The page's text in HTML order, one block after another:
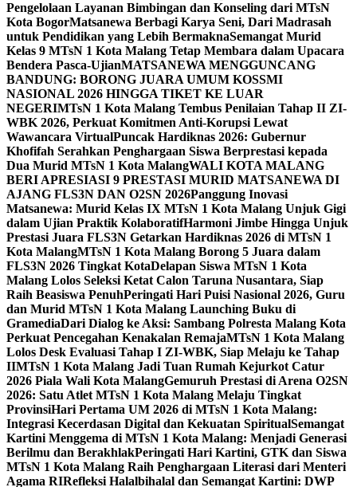
Pengelolaan Layanan Bimbingan dan Konseling dari MTsN
Kota BogorMatsanewa Berbagi Karya Seni, Dari Madrasah
untuk Pendidikan yang Lebih BermaknaSemangat Murid
Kelas 9 MTsN 1 Kota Malang Tetap Membara dalam Upacara
Bendera Pasca-UjianMATSANEWA MENGGUNCANG
BANDUNG: BORONG JUARA UMUM KOSSMI
NASIONAL 2026 HINGGA TIKET KE LUAR
NEGERIMTsN 1 Kota Malang Tembus Penilaian Tahap II ZI-
WBK 2026, Perkuat Komitmen Anti-Korupsi Lewat
Wawancara VirtualPuncak Hardiknas 2026: Gubernur
Khofifah Serahkan Penghargaan Siswa Berprestasi kepada
Dua Murid MTsN 1 Kota MalangWALI KOTA MALANG
BERI APRESIASI 9 PRESTASI MURID MATSANEWA DI
AJANG FLS3N DAN O2SN 2026Panggung Inovasi
Matsanewa: Murid Kelas IX MTsN 1 Kota Malang Unjuk Gigi
dalam Ujian Praktik KolaboratifHarmoni Jimbe Hingga Unjuk
Prestasi Juara FLS3N Getarkan Hardiknas 2026 di MTsN 1
Kota MalangMTsN 1 Kota Malang Borong 5 Juara dalam
FLS3N 2026 Tingkat KotaDelapan Siswa MTsN 1 Kota
Malang Lolos Seleksi Ketat Calon Taruna Nusantara, Siap
Raih Beasiswa PenuhPeringati Hari Puisi Nasional 2026, Guru
dan Murid MTsN 1 Kota Malang Launching Buku di
GramediaDari Dialog ke Aksi: Sambang Polresta Malang Kota
Perkuat Pencegahan Kenakalan RemajaMTsN 1 Kota Malang
Lolos Desk Evaluasi Tahap I ZI-WBK, Siap Melaju ke Tahap
IIMTsN 1 Kota Malang Jadi Tuan Rumah Kejurkot Catur
2026 Piala Wali Kota MalangGemuruh Prestasi di Arena O2SN
2026: Satu Atlet MTsN 1 Kota Malang Melaju Tingkat
ProvinsiHari Pertama UM 2026 di MTsN 1 Kota Malang:
Integrasi Kecerdasan Digital dan Kekuatan SpiritualSemangat
Kartini Menggema di MTsN 1 Kota Malang: Menjadi Generasi
Berilmu dan BerakhlakPeringati Hari Kartini, GTK dan Siswa
MTsN 1 Kota Malang Raih Penghargaan Literasi dari Menteri
Agama RIRefleksi Halalbihalal dan Semangat Kartini: DWP